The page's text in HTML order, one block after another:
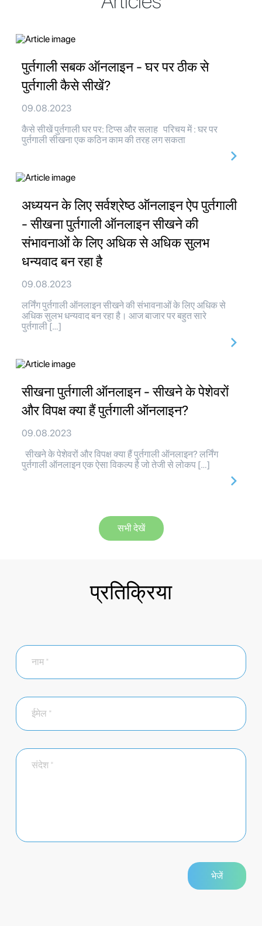
पुर्तगाली सबक ऑनलाइन - घर पर ठीक से
पुर्तगाली कैसे सीखें?
09.08.2023
कैसे सीखें पुर्तगाली घर पर: टिप्स और सलाह परिचय में : घर पर
पुर्तगाली सीखना एक कठिन काम की तरह लग सकता
अध्ययन के लिए सर्वश्रेष्ठ ऑनलाइन ऐप पुर्तगाली
- सीखना पुर्तगाली ऑनलाइन सीखने की
संभावनाओं के लिए अधिक से अधिक सुलभ
धन्यवाद बन रहा है
09.08.2023
लर्निंग पुर्तगाली ऑनलाइन सीखने की संभावनाओं के लिए अधिक से
अधिक सुलभ धन्यवाद बन रहा है। आज बाजार पर बहुत सारे
पुर्तगाली […]
सीखना पुर्तगाली ऑनलाइन - सीखने के पेशेवरों
और विपक्ष क्या हैं पुर्तगाली ऑनलाइन?
09.08.2023
सीखने के पेशेवरों और विपक्ष क्या हैं पुर्तगाली ऑनलाइन? लर्निंग
पुर्तगाली ऑनलाइन एक ऐसा विकल्प है जो तेजी से लोकप […]
सभी देखें
प्रतिक्रिया